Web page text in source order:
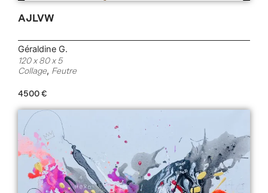
AJLVW
Géraldine G.
120 x 80 x 5
Collage, Feutre
4500€